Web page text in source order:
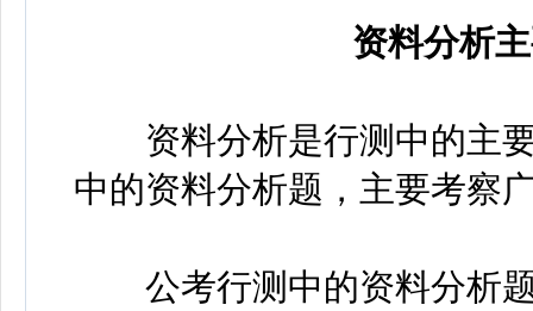
资料分析
资料分析是行测中的主要
中的资料分析题，主要考察
公考行测中的资料分析题